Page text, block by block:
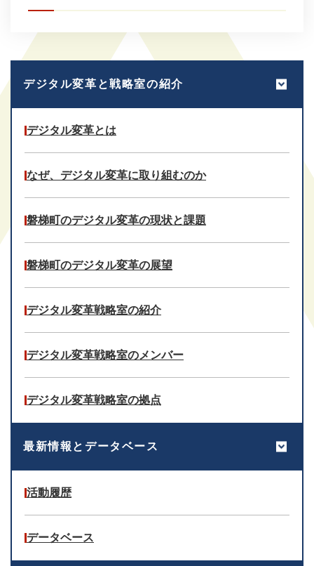
デジタル変革と戦略室の紹介
デジタル変革とは
なぜ、デジタル変革に取り組むのか
磐梯町のデジタル変革の現状と課題
磐梯町のデジタル変革の展望
デジタル変革戦略室の紹介
デジタル変革戦略室のメンバー
デジタル変革戦略室の拠点
最新情報とデータベース
活動履歴
データベース